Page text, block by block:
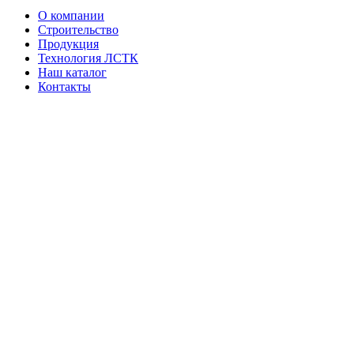
О компании
Строительство
Продукция
Технология ЛСТК
Наш каталог
Контакты